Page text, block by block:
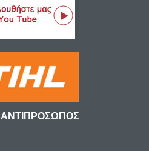
ΑΝΤΙΠΡΟΣΩΠΟΣ